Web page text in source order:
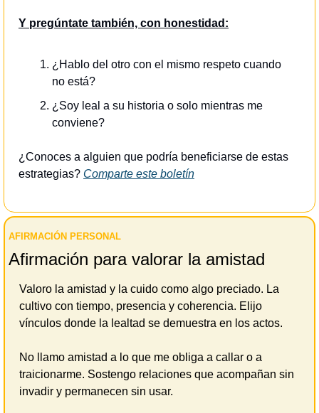
Y pregúntate también, con honestidad:
¿Hablo del otro con el mismo respeto cuando
no está?
¿Soy leal a su historia o solo mientras me
conviene?
¿Conoces a alguien que podría beneficiarse de estas
estrategias? Comparte este boletín
AFIRMACIÓN PERSONAL
Afirmación para valorar la amistad
Valoro la amistad y la cuido como algo preciado. La
cultivo con tiempo, presencia y coherencia. Elijo
vínculos donde la lealtad se demuestra en los actos.
No llamo amistad a lo que me obliga a callar o a
traicionarme. Sostengo relaciones que acompañan sin
invadir y permanecen sin usar.